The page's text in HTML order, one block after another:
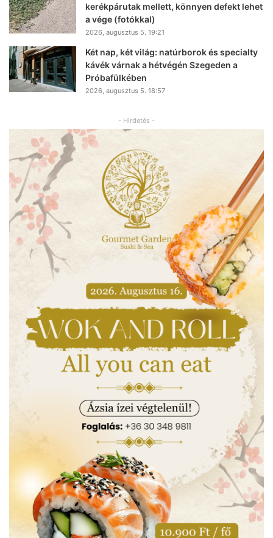
kerékpárutak mellett, könnyen defekt lehet
a vége (fotókkal)
2026, augusztus 5. 19:21
Két nap, két világ: natúrborok és specialty
kávék várnak a hétvégén Szegeden a
Próbafülkében
2026, augusztus 5. 18:57
- Hirdetés -